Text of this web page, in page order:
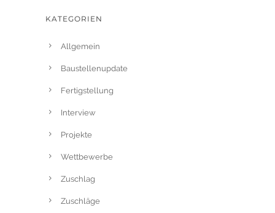
KATEGORIEN
Allgemein
Baustellenupdate
Fertigstellung
Interview
Projekte
Wettbewerbe
Zuschlag
Zuschläge